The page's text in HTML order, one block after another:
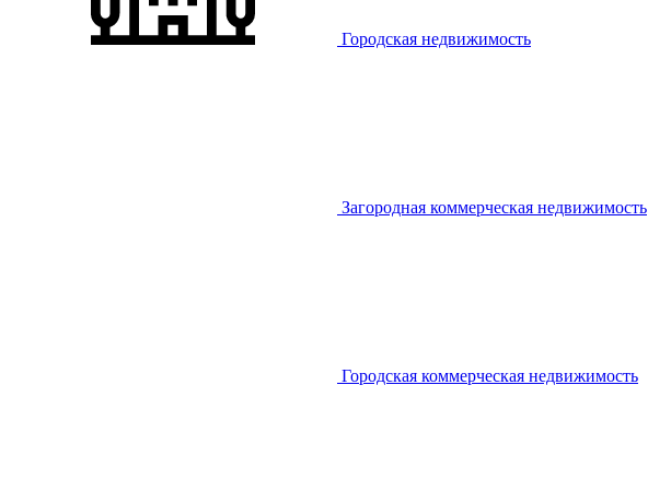
Городская недвижимость
Загородная коммерческая недвижимость
Городская коммерческая недвижимость